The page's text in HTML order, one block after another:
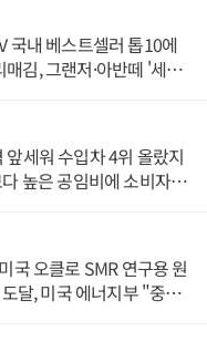
국내 베스트셀러 톱10에
김, 그랜저·아반떼 '세단
앞세워 수입차 4위 올랐지
높은 공임비에 소비자
국 오클로 SMR 연구용 원
달, 미국 에너지부 "중요